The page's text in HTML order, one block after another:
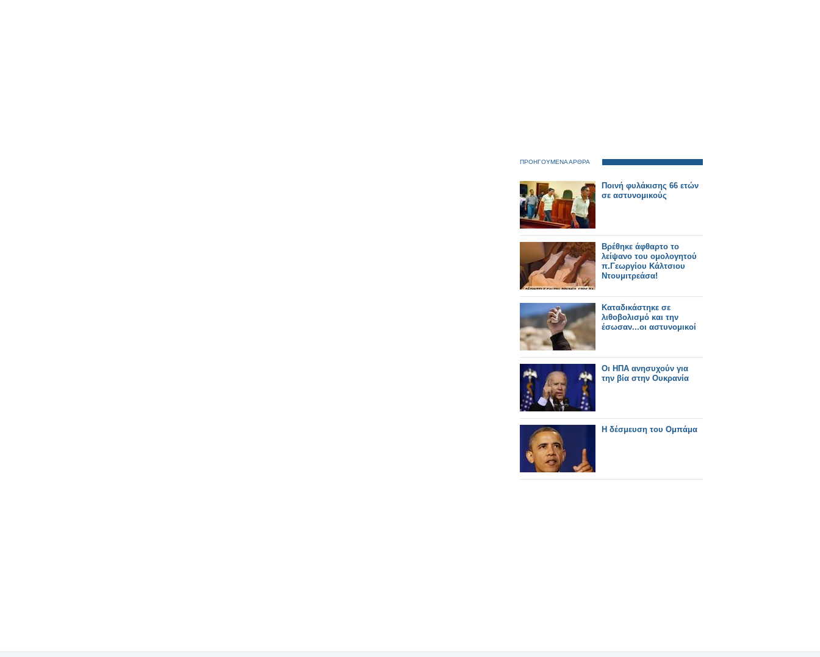
ΠΡΟΗΓΟΥΜΕΝΑ ΑΡΘΡΑ
Ποινή φυλάκισης 66 ετών
σε αστυνομικούς
Βρέθηκε άφθαρτο το
λείψανο του ομολογητού
π.Γεωργίου Κάλτσιου
Ντουμιτρεάσα!
Καταδικάστηκε σε
λιθοβολισμό και την
έσωσαν...οι αστυνομικοί
Οι ΗΠΑ ανησυχούν για
την βία στην Ουκρανία
Η δέσμευση του Ομπάμα